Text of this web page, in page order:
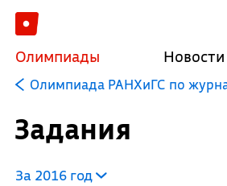
Олимпиады Новости
Олимпиада РАНХиГС по
Задания
За 2016 год